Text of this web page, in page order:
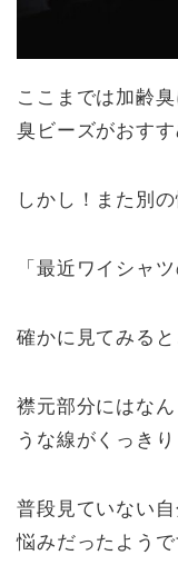
ここまでは加齢
臭ビーズがおす
しかし！また別
「最近ワイシャ
確かに見てみる
襟元部分にはな
うな線がくっきり
普段見ていない
悩みだったようで